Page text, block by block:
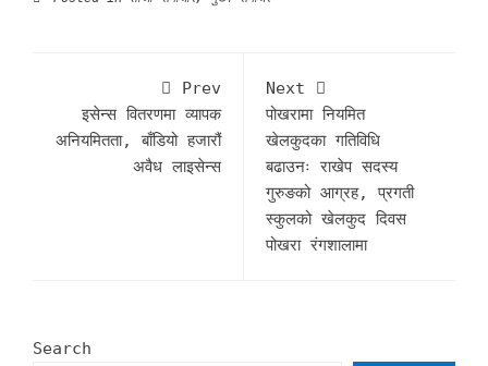
Prev
इसेन्स वितरणमा व्यापक
अनियमितता, बाँडियो हजारौं
अवैध लाइसेन्स
Next
पोखरामा नियमित
खेलकुदका गतिविधि
बढाउनः राखेप सदस्य
गुरुङको आग्रह, प्रगती
स्कुलको खेलकुद दिवस
पोखरा रंगशालामा
Search